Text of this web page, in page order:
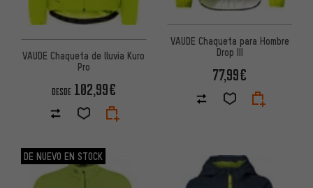
VAUDE Chaqueta de lluvia Kuro
Pro
DESDE 102,99€
VAUDE Chaqueta para Hombre
Drop III
77,99€
DE NUEVO EN STOCK